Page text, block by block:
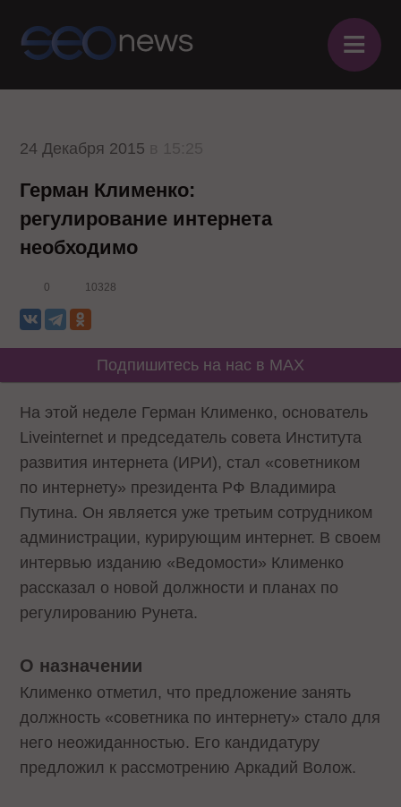
≡
24 Декабря 2015
Герман Клименко:
регулирование интернета
необходимо
0 10328
Подпишитесь на нас в MAX
На этой неделе Герман Клименко, основатель
Liveinternet и председатель совета Института
развития интернета (ИРИ), стал «советником
по интернету» президента РФ Владимира
Путина. Он является уже третьим сотрудником
администрации, курирующим интернет. В своем
интервью изданию «Ведомости» Клименко
рассказал о новой должности и планах по
регулированию Рунета.
О назначении
Клименко отметил, что предложение занять
должность «советника по интернету» стало для
него неожиданностью. Его кандидатуру
предложил к рассмотрению Аркадий Волож.